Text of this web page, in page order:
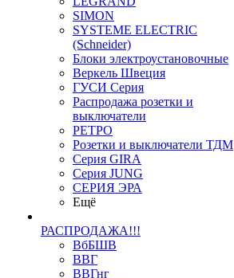
SIMON
SYSTEME ELECTRIC
(Schneider)
Блоки электроустановочные
Веркель Швеция
ГУСИ Серия
Распродажа розетки и
выключатели
РЕТРО
Розетки и выключатели ТДМ
Серия GIRA
Серия JUNG
СЕРИЯ ЭРА
Ещё
РАСПРОДАЖА!!!
ВбБШВ
ВВГ
ВВГнг